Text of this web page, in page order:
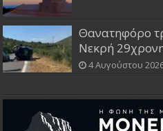
Θανατηφόρο
Νεκρή
4 Αυγούστου